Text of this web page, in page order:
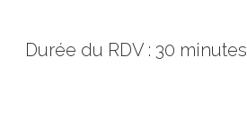
Durée du RDV : 30 minutes